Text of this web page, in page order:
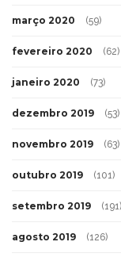
março 2020 (59)
fevereiro 2020 (62)
janeiro 2020 (73)
dezembro 2019 (53)
novembro 2019 (63)
outubro 2019 (101)
setembro 2019 (191)
agosto 2019 (126)